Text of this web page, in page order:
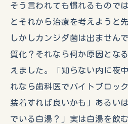
そう言われても慣れるもので
とそれから治療を考えようと
しかしカンジダ菌は出ません
質化？それなら何か原因とな
えました。「知らない内に夜
れなら歯科医でバイトブロッ
装着すれば良いかも」あるい
でいる白湯？」実は白湯を飲